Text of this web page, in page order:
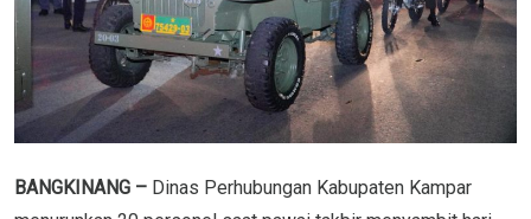
BANGKINANG – Dinas Perhubungan Kabupaten Kampar